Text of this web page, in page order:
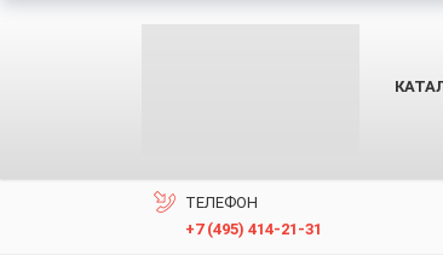
ТЕЛЕФОН
+7 (495) 414-21-31